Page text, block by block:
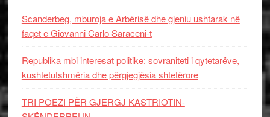
Scanderbeg, mburoja e Arbërisë dhe gjeniu ushtarak në
faqet e Giovanni Carlo Saraceni-t
Republika mbi interesat politike: sovraniteti i qytetarëve,
kushtetutshmëria dhe përgjegjësia shtetërore
TRI POEZI PËR GJERGJ KASTRIOTIN-